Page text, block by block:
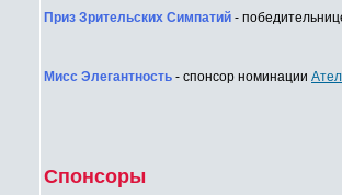
Приз Зрительских Симпатий -
Мисс Элегантность - спонсор номинации
Спонсоры